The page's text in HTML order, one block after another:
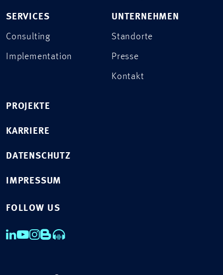
SERVICES
Consulting
Implementation
UNTERNEHMEN
Standorte
Presse
Kontakt
PROJEKTE
KARRIERE
DATENSCHUTZ
IMPRESSUM
FOLLOW US